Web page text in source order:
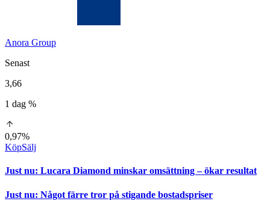
Anora Group
Senast
3,66
1 dag %
0,97%
KöpSälj
Just nu: Lucara Diamond minskar omsättning – ökar resultat
Just nu: Något färre tror på stigande bostadspriser